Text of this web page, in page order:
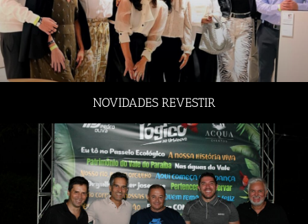
NOVIDADES REVESTIR